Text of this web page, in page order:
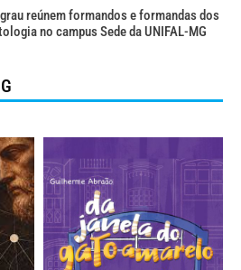
reúnem formandos e formandas dos
no campus Sede da UNIFAL-MG